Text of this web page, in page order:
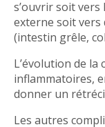
s’ouvrir soit
externe soit vers
(intestin grêle,
L’évolution de la
inflammatoires,
donner un
Les autres